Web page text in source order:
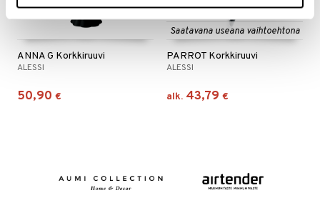
ANNA G Korkkiruuvi
ALESSI
50,90 €
Saatavana useana vaihtoehtona
PARROT Korkkiruuvi
ALESSI
alk. 43,79 €